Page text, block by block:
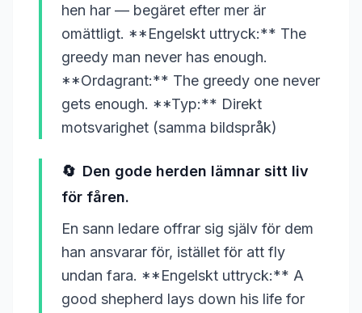
hen har — begäret efter mer är
omättligt. **Engelskt uttryck:** The
greedy man never has enough.
**Ordagrant:** The greedy one never
gets enough. **Typ:** Direkt
motsvarighet (samma bildspråk)
🔄 Den gode herden lämnar sitt liv
för fåren.
En sann ledare offrar sig själv för dem
han ansvarar för, istället för att fly
undan fara. **Engelskt uttryck:** A
good shepherd lays down his life for